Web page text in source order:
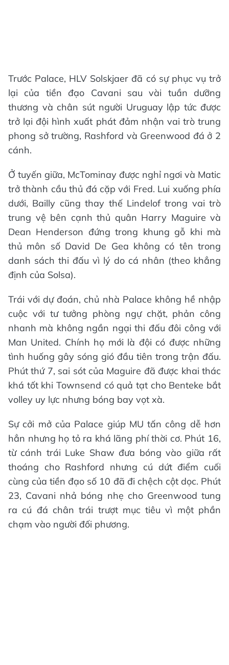
Trước Palace, HLV Solskjaer đã có sự phục vụ trở
lại của tiền đạo Cavani sau vài tuần dưỡng
thương và chân sút người Uruguay lập tức được
trở lại đội hình xuất phát đảm nhận vai trò trung
phong sở trường, Rashford và Greenwood đá ở 2
cánh.
Ở tuyến giữa, McTominay được nghỉ ngơi và Matic
trở thành cầu thủ đá cặp với Fred. Lui xuống phía
dưới, Bailly cũng thay thế Lindelof trong vai trò
trung vệ bên cạnh thủ quân Harry Maguire và
Dean Henderson đứng trong khung gỗ khi mà
thủ môn số David De Gea không có tên trong
danh sách thi đấu vì lý do cá nhân (theo khẳng
định của Solsa).
Trái với dự đoán, chủ nhà Palace không hề nhập
cuộc với tư tưởng phòng ngự chặt, phản công
nhanh mà không ngần ngại thi đấu đôi công với
Man United. Chính họ mới là đội có được những
tình huống gây sóng gió đầu tiên trong trận đấu.
Phút thứ 7, sai sót của Maguire đã được khai thác
khá tốt khi Townsend có quả tạt cho Benteke bắt
volley uy lực nhưng bóng bay vọt xà.
Sự cởi mở của Palace giúp MU tấn công dễ hơn
hẳn nhưng họ tỏ ra khá lãng phí thời cơ. Phút 16,
từ cánh trái Luke Shaw đưa bóng vào giữa rất
thoáng cho Rashford nhưng cú dứt điểm cuối
cùng của tiền đạo số 10 đã đi chệch cột dọc. Phút
23, Cavani nhả bóng nhẹ cho Greenwood tung
ra cú đá chân trái trượt mục tiêu vì một phần
chạm vào người đối phương.